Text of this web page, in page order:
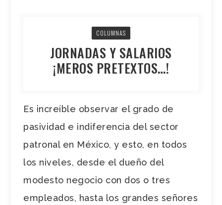
COLUMNAS
JORNADAS Y SALARIOS
¡MEROS PRETEXTOS…!
Es increíble observar el grado de
pasividad e indiferencia del sector
patronal en México, y esto, en todos
los niveles, desde el dueño del
modesto negocio con dos o tres
empleados, hasta los grandes señores